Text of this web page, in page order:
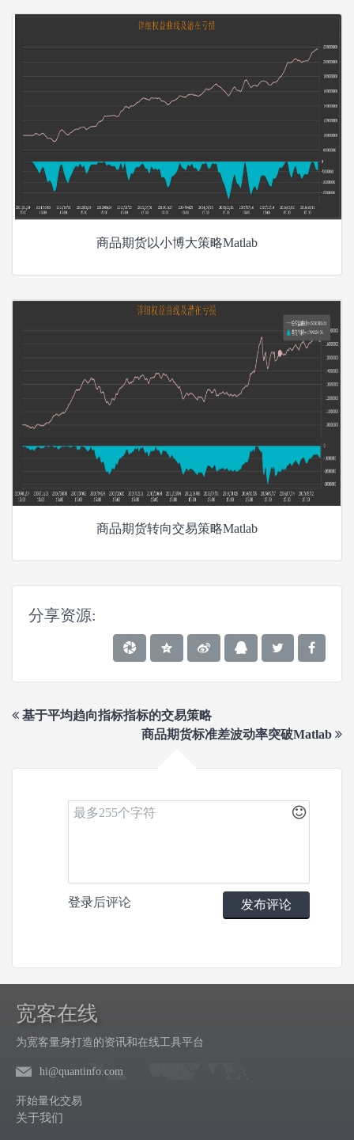
商品期货以小博大策略Matlab
商品期货转向交易策略Matlab
分享资源:
基于平均趋向指标指标的交易策略
商品期货标准差波动率突破Matlab
登录后评论 发布评论
宽客在线
为宽客量身打造的资讯和在线工具平台
hi@quantinfo.com
开始量化交易
关于我们